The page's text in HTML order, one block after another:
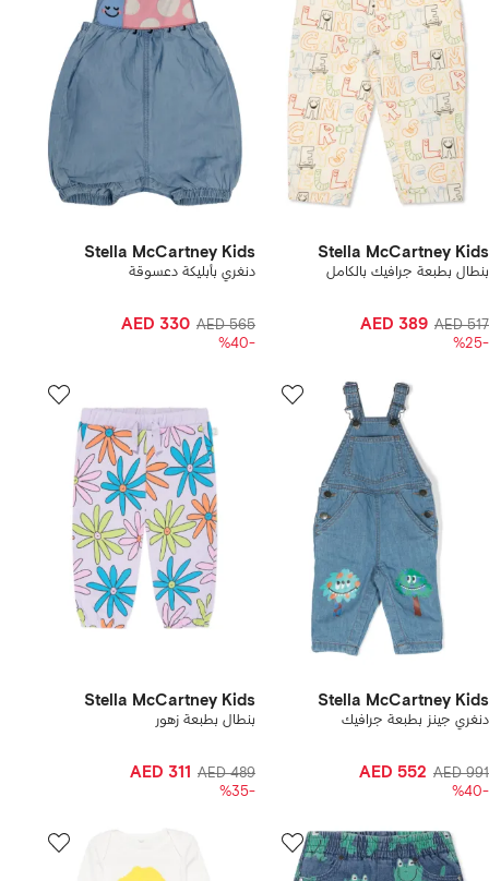
Stella McCartney Kids
بنطال بطبعة جرافيك بالكامل
AED 517
AED 389
-%25
Stella McCartney Kids
دنغري بأبليكة دعسوقة
AED 565
AED 330
-%40
Stella McCartney Kids
دنغري جينز بطبعة جرافيك
AED 991
AED 552
-%40
Stella McCartney Kids
بنطال بطبعة زهور
AED 489
AED 311
-%35